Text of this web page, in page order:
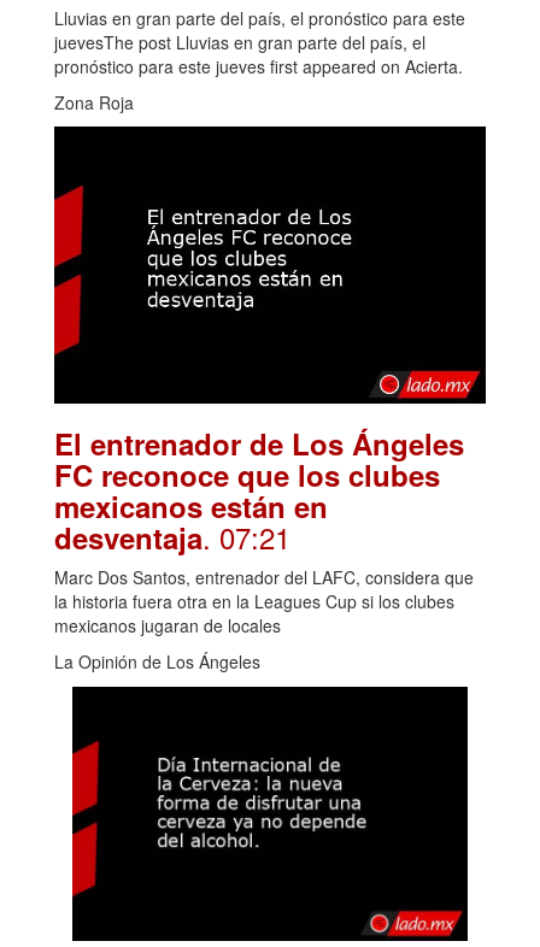
Lluvias en gran parte del país, el pronóstico para este
juevesThe post Lluvias en gran parte del país, el
pronóstico para este jueves first appeared on Acierta.
Zona Roja
El entrenador de Los Ángeles
FC reconoce que los clubes
mexicanos están en
desventaja. 07:21
Marc Dos Santos, entrenador del LAFC, considera que
la historia fuera otra en la Leagues Cup si los clubes
mexicanos jugaran de locales
La Opinión de Los Ángeles